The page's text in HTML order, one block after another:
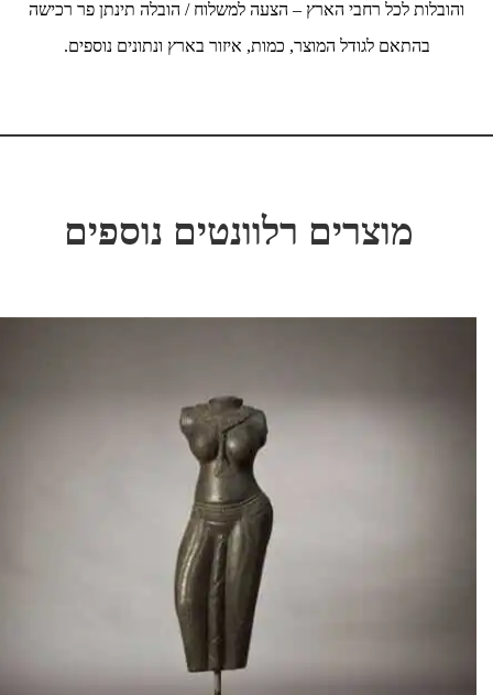
והובלות לכל רחבי הארץ – הצעה למשלוח / הובלה תינתן פר רכישה
בהתאם לגודל המוצר, כמות, איזור בארץ ונתונים נוספים.
מוצרים רלוונטים נוספים